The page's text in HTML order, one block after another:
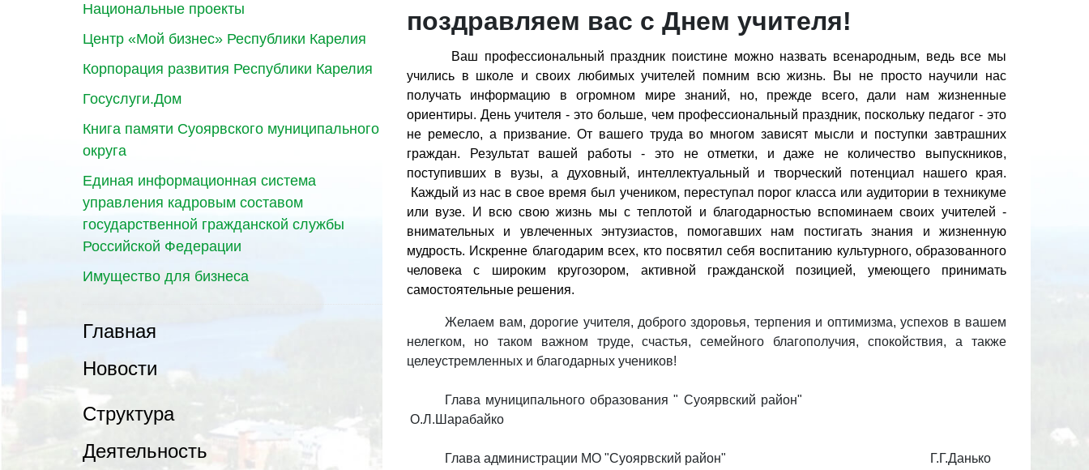
Национальные проекты
Центр «Мой бизнес» Республики Карелия
Корпорация развития Республики Карелия
Госуслуги.Дом
Книга памяти Суоярвского муниципального
округа
Единая информационная система
управления кадровым составом
государственной гражданской службы
Российской Федерации
Имущество для бизнеса
Главная
Новости
Структура
Деятельность
поздравляем вас с Днем учителя!
Ваш профессиональный праздник поистине можно назвать всенародным, ведь все мы
учились в школе и своих любимых учителей помним всю жизнь. Вы не просто научили нас
получать информацию в огромном мире знаний, но, прежде всего, дали нам жизненные
ориентиры. День учителя - это больше, чем профессиональный праздник, поскольку педагог - это
не ремесло, а призвание. От вашего труда во многом зависят мысли и поступки завтрашних
граждан. Результат вашей работы - это не отметки, и даже не количество выпускников,
поступивших в вузы, а духовный, интеллектуальный и творческий потенциал нашего края.
Каждый из нас в свое время был учеником, переступал порог класса или аудитории в техникуме
или вузе. И всю свою жизнь мы с теплотой и благодарностью вспоминаем своих учителей -
внимательных и увлеченных энтузиастов, помогавших нам постигать знания и жизненную
мудрость. Искренне благодарим всех, кто посвятил себя воспитанию культурного, образованного
человека с широким кругозором, активной гражданской позицией, умеющего принимать
самостоятельные решения.
Желаем вам, дорогие учителя, доброго здоровья, терпения и оптимизма, успехов в вашем
нелегком, но таком важном труде, счастья, семейного благополучия, спокойствия, а также
целеустремленных и благодарных учеников!
Глава муниципального образования " Суоярвский район"
О.Л.Шарабайко
Глава администрации МО "Суоярвский район" Г.Г.Данько